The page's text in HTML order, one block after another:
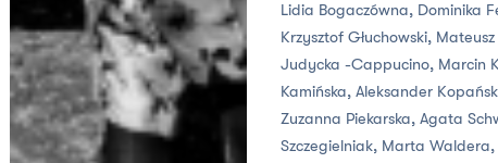
Lidia Bogaczówna, Dominika
Krzysztof Głuchowski,
Judycka -Cappucino, Marcin
Kamińska, Aleksander
Zuzanna Piekarska, Agata
Szczegielniak, Marta